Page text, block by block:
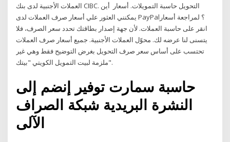
العملات الأجنبية لدى بنك CIBC. التحويل حاسبة التمويلات. أسعار أين
يمكنني العثور علي أسعار صرف العملات لدى PayPal؟ لمراجعة أسعار
انقر على حاسبة العملات. لأن جهة إصدار بطاقتك تحدد سعر الصرف، فلا
يتسنى لنا عرضه لك. محوّل العملات الأجنبية. جميع أسعار صرف العملات
تحتسب على أساس سعر صرف التحويل بغرض التوضيح فقط وهي غير
ملزمة لبيت التمويل الكويتي "بيتك".
حاسبة سمارت توفير إنضم إلى
النشرة البريدية شبكة الصراف
الآلى